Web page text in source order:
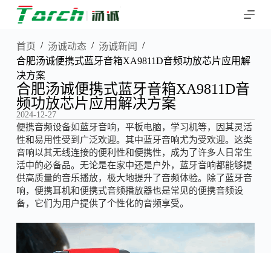
跳
内
容
首页 / 汤诚动态 / 汤诚新闻
/
合肥汤诚便携式蓝牙音箱XA9811D音频功放芯片应用解
决方案
合肥汤诚便携式蓝牙音箱XA9811D音
频功放芯片应用解决方案
2024-12-27
便携音频设备如蓝牙音响，平板电脑，学习机等，因其灵活
性和易用性受到广泛欢迎。其中蓝牙音响尤为受欢迎。这类
音响以其无线连接的便利性和便携性，成为了许多人日常生
活中的必备品。无论是在家中还是户外，蓝牙音响都能够提
供高质量的音乐播放，极大地提升了音频体验。除了蓝牙音
响，便携耳机和便携式音频播放器也是常见的便携音频设
备，它们为用户提供了个性化的音频享受。